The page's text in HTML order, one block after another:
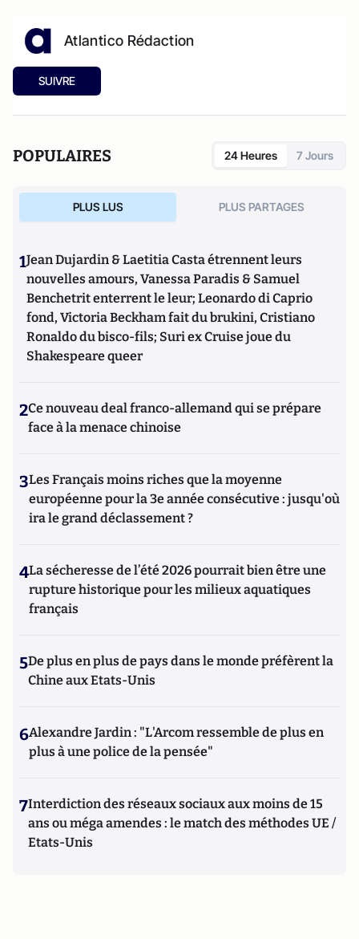
Atlantico Rédaction
SUIVRE
POPULAIRES 24 Heures 7 Jours
PLUS LUS PLUS PARTAGES
1Jean Dujardin & Laetitia Casta étrennent leurs
nouvelles amours, Vanessa Paradis & Samuel
Benchetrit enterrent le leur; Leonardo di Caprio
fond, Victoria Beckham fait du brukini, Cristiano
Ronaldo du bisco-fils; Suri ex Cruise joue du
Shakespeare queer
2Ce nouveau deal franco-allemand qui se prépare
face à la menace chinoise
3Les Français moins riches que la moyenne
européenne pour la 3e année consécutive : jusqu'où
ira le grand déclassement ?
4La sécheresse de l’été 2026 pourrait bien être une
rupture historique pour les milieux aquatiques
français
5De plus en plus de pays dans le monde préfèrent la
Chine aux Etats-Unis
6Alexandre Jardin : "L'Arcom ressemble de plus en
plus à une police de la pensée"
7Interdiction des réseaux sociaux aux moins de 15
ans ou méga amendes : le match des méthodes UE /
Etats-Unis